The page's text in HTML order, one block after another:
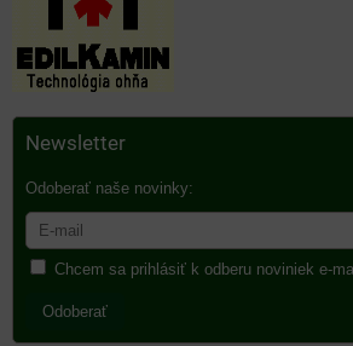
Newsletter
Odoberať naše novinky:
Chcem sa prihlásiť k odberu noviniek e-
Odoberať